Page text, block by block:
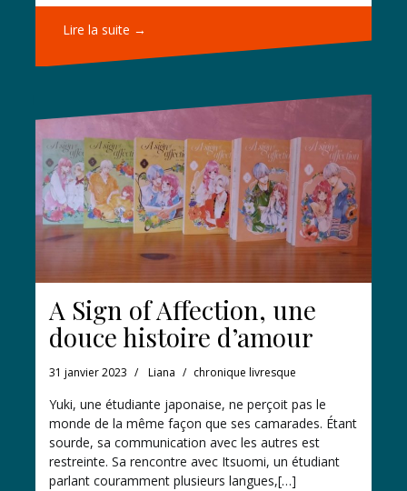
Lire la suite →
A Sign of Affection, une
douce histoire d’amour
31 janvier 2023 Liana chronique livresque
Yuki, une étudiante japonaise, ne perçoit pas le
monde de la même façon que ses camarades. Étant
sourde, sa communication avec les autres est
restreinte. Sa rencontre avec Itsuomi, un étudiant
parlant couramment plusieurs langues,[…]